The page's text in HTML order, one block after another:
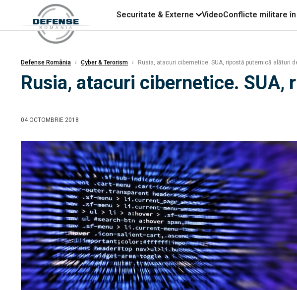
Securitate & Externe VideoConflicte militare
Defense România › Cyber & Terorism › Rusia, atacuri cibernetice. SUA, ripostă puternică alături
Rusia, atacuri cibernetice. SUA,
04 OCTOMBRIE 2018